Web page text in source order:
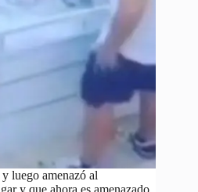
luego amenazó al
y que ahora es amenazado